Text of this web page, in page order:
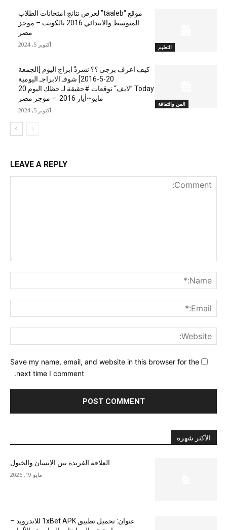
التعليم
موقع “taaleb” لعرض نتائج امتحانات الطلاب
المتوسط والابتدائي 2016 بالكويت – موجز
مصر
أكتوبر 5, 2024
الفن والثقافة
كيف اعرف برجي ؟؟ نسردْ ابراج اليوم [الجمعة
20-5-2016] شوفـ الابراجـ اليومية
Today ”لايف“ توقعات #حقيقة لـ حظك اليوم 20
مايو~أيار 2016 – موجز مصر
أكتوبر 5, 2024
LEAVE A REPLY
Save my name, email, and website in this browser for the
next time I comment.
الأكثر شهرة
العلاقة الفريدة بين الإنسان والخيول
مايو 19, 2026
عنوان: تحميل تطبيق 1xBet APK للاندرويد –